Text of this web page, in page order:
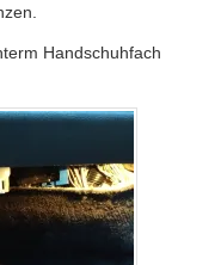
Handschuhfach